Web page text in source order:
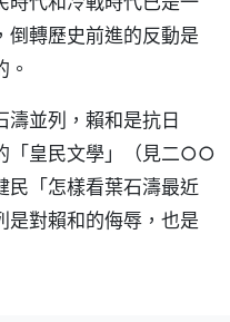
倒轉歷史前進的反動是
濤並列，賴和是抗日
「皇民文學」（見二○○
民「怎樣看葉石濤最近
是對賴和的侮辱，也是